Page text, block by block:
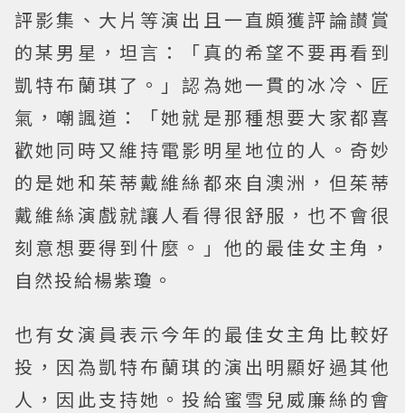
評影集、大片等演出且一直頗獲評論讃賞
的某男星，坦言：「真的希望不要再看到
凱特布蘭琪了。」認為她一貫的冰冷、匠
氣，嘲諷道：「她就是那種想要大家都喜
歡她同時又維持電影明星地位的人。奇妙
的是她和茱蒂戴維絲都來自澳洲，但茱蒂
戴維絲演戲就讓人看得很舒服，也不會很
刻意想要得到什麼。」他的最佳女主角，
自然投給楊紫瓊。
也有女演員表示今年的最佳女主角比較好
投，因為凱特布蘭琪的演出明顯好過其他
人，因此支持她。投給蜜雪兒威廉絲的會